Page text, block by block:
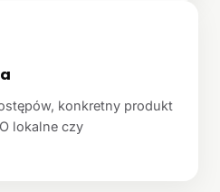
konkretny produkt
lokalne czy